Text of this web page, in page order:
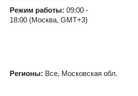
Режим работы: 09:00 -
18:00 (Москва, GMT+3)
Регионы: Все, Московская обл.